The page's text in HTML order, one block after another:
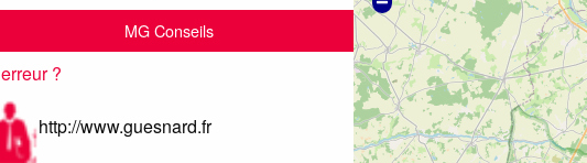
MG Conseils
erreur ?
http://www.guesnard.fr